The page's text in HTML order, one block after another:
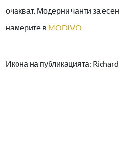
очакват. Модерни чанти за
намерите в MODIVO.
Икона на публикацията: